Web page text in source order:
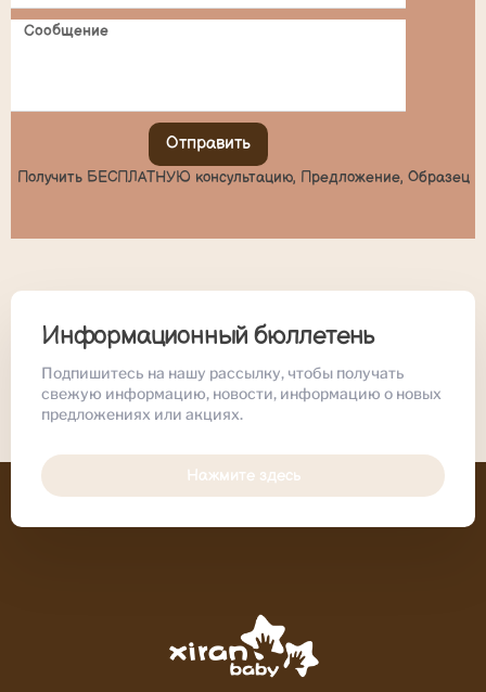
Отправить
Получить БЕСПЛАТНУЮ консультацию, Предложение, Образец
Информационный бюллетень
Подпишитесь на нашу рассылку, чтобы получать
свежую информацию, новости, информацию о новых
предложениях или акциях.
Нажмите здесь